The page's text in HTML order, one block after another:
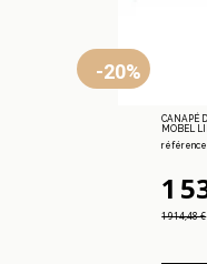
-20%
CANAPÉ
MOBEL
référence
1
1 914,48 €